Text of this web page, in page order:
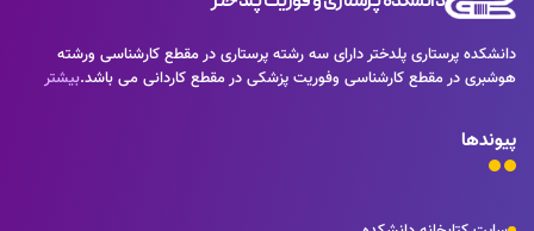
دانشکده پرستاری پلدختر دارای سه رشته پرستاری در مقطع کارشناسی ورشته
هوشبری در مقطع کارشناسی وفوریت پزشکی در مقطع کاردانی می باشد.بیشتر
پیوندها